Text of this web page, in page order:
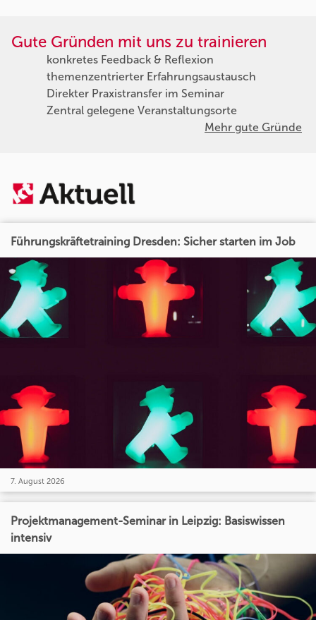
Gute Gründen mit uns zu trainieren
konkretes Feedback & Reflexion
themenzentrierter Erfahrungsaustausch
Direkter Praxistransfer im Seminar
Zentral gelegene Veranstaltungsorte
Mehr gute Gründe
Führungskräftetraining Dresden: Sicher starten im Job
7. August 2026
Projektmanagement-Seminar in Leipzig: Basiswissen
intensiv